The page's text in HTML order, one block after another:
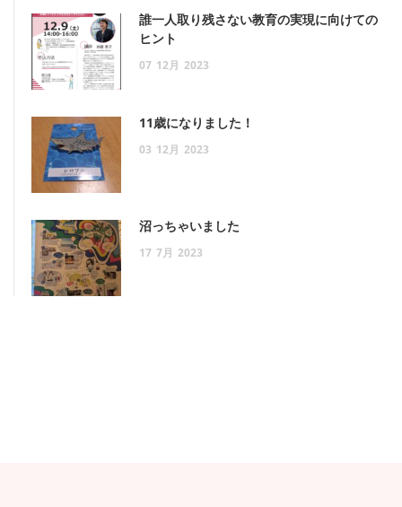
誰一人取り残さない教育の実現に向けての
ヒント
07 12月 2023
11歳になりました！
03 12月 2023
沼っちゃいました
17 7月 2023